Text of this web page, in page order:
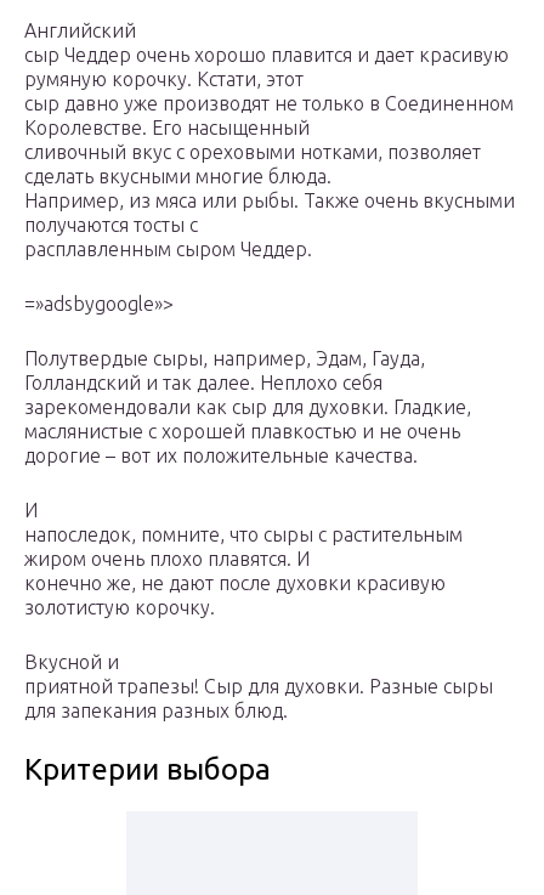
Английский
сыр Чеддер очень хорошо плавится и дает красивую
румяную корочку. Кстати, этот
сыр давно уже производят не только в Соединенном
Королевстве. Его насыщенный
сливочный вкус с ореховыми нотками, позволяет
сделать вкусными многие блюда.
Например, из мяса или рыбы. Также очень вкусными
получаются тосты с
расплавленным сыром Чеддер.
=»adsbygoogle»>
Полутвердые сыры, например, Эдам, Гауда,
Голландский и так далее. Неплохо себя
зарекомендовали как сыр для духовки. Гладкие,
маслянистые с хорошей плавкостью и не очень
дорогие – вот их положительные качества.
И
напоследок, помните, что сыры с растительным
жиром очень плохо плавятся. И
конечно же, не дают после духовки красивую
золотистую корочку.
Вкусной и
приятной трапезы! Сыр для духовки. Разные сыры
для запекания разных блюд.
Критерии выбора